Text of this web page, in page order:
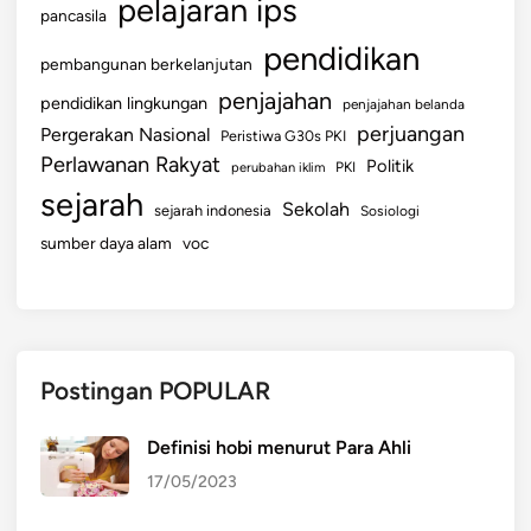
pancasila pelajaran ips
pembangunan berkelanjutan pendidikan
pendidikan lingkungan penjajahan penjajahan belanda
Pergerakan Nasional Peristiwa G30s PKI perjuangan
Perlawanan Rakyat perubahan iklim PKI Politik
sejarah sejarah indonesia Sekolah Sosiologi
sumber daya alam voc
Postingan POPULAR
Definisi hobi menurut Para Ahli
17/05/2023